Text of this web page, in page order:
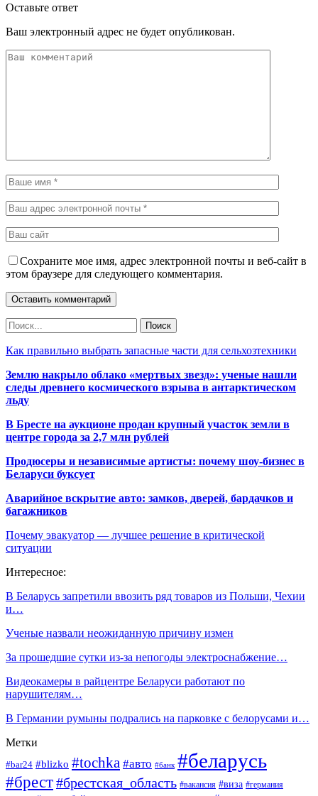
Оставьте ответ
Ваш электронный адрес не будет опубликован.
Сохраните мое имя, адрес электронной почты и веб-сайт в
этом браузере для следующего комментария.
Как правильно выбрать запасные части для сельхозтехники
Землю накрыло облако «мертвых звезд»: ученые нашли
следы древнего космического взрыва в антарктическом
льду
В Бресте на аукционе продан крупный участок земли в
центре города за 2,7 млн рублей
Продюсеры и независимые артисты: почему шоу-бизнес в
Беларуси буксует
Аварийное вскрытие авто: замков, дверей, бардачков и
багажников
Почему эвакуатор — лучшее решение в критической
ситуации
Интересное:
В Беларусь запретили ввозить ряд товаров из Польши, Чехии
и…
Ученые назвали неожиданную причину измен
За прошедшие сутки из-за непогоды электроснабжение…
Видеокамеры в райцентре Беларуси работают по
нарушителям…
В Германии румыны подрались на парковке с белорусами и…
Метки
#bar24 #blizko #tochka #авто #банк #беларусь
#брест#брестская_область #вакансия #виза #германия